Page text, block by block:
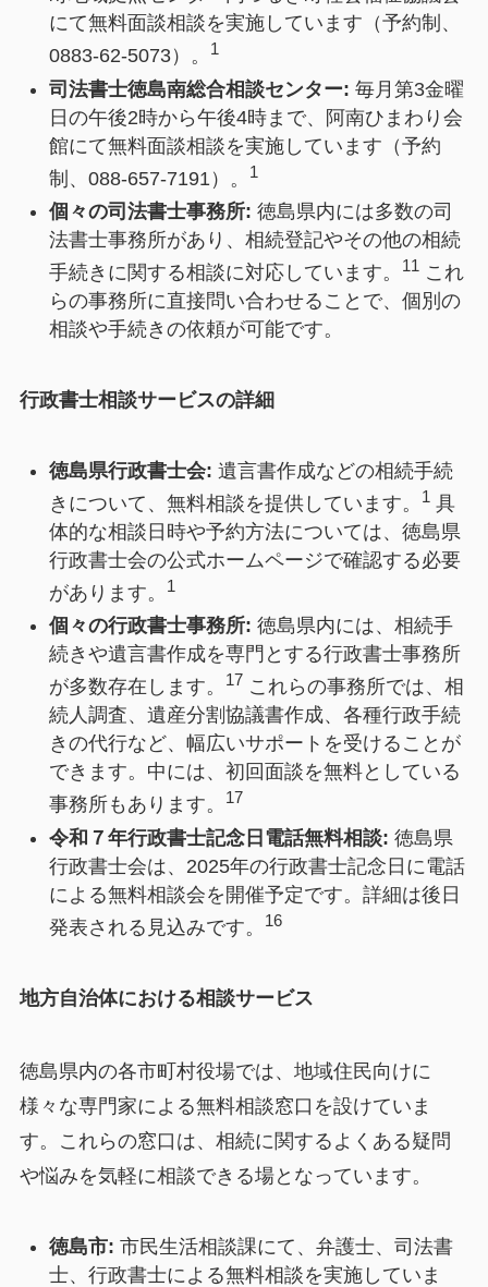
にて無料面談相談を実施しています（予約制、
0883-62-5073）。
1
司法書士徳島南総合相談センター: 毎月第3金曜
日の午後2時から午後4時まで、阿南ひまわり会
館にて無料面談相談を実施しています（予約
制、088-657-7191）。
1
個々の司法書士事務所: 徳島県内には多数の司
法書士事務所があり、相続登記やその他の相続
手続きに関する相談に対応しています。
11これ
らの事務所に直接問い合わせることで、個別の
相談や手続きの依頼が可能です。
行政書士相談サービスの詳細
徳島県行政書士会: 遺言書作成などの相続手続
きについて、無料相談を提供しています。
1具
体的な相談日時や予約方法については、徳島県
行政書士会の公式ホームページで確認する必要
があります。
1
個々の行政書士事務所: 徳島県内には、相続手
続きや遺言書作成を専門とする行政書士事務所
が多数存在します。
17 これらの事務所では、相
続人調査、遺産分割協議書作成、各種行政手続
きの代行など、幅広いサポートを受けることが
できます。中には、初回面談を無料としている
事務所もあります。
17
令和７年行政書士記念日電話無料相談: 徳島県
行政書士会は、2025年の行政書士記念日に電話
による無料相談会を開催予定です。詳細は後日
発表される見込みです。
16
地方自治体における相談サービス
徳島県内の各市町村役場では、地域住民向けに
様々な専門家による無料相談窓口を設けていま
す。これらの窓口は、相続に関するよくある疑問
や悩みを気軽に相談できる場となっています。
徳島市: 市民生活相談課にて、弁護士、司法書
士、行政書士による無料相談を実施していま